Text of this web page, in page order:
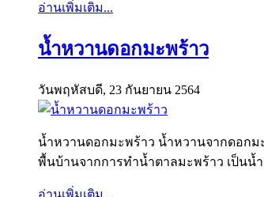
อ่านเพิ่มเติม...
น้ำหวานดอกมะพร้าว
วันพฤหัสบดี, 23 กันยายน 2564
น้ำหวานดอกมะพร้าว น้ำหวานจากดอก
พื้นบ้านจากการทำน้ำตาลมะพร้าว เป็นน้
อ่านเพิ่มเติม...